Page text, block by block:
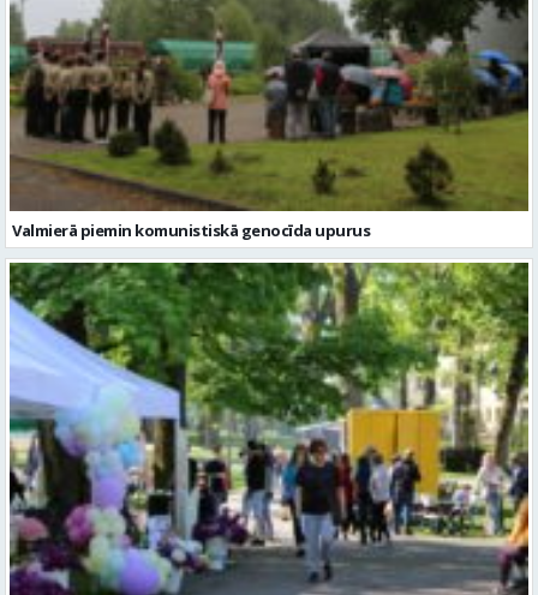
Valmierā piemin komunistiskā genocīda upurus